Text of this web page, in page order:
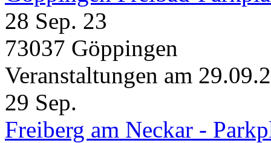
28 Sep. 23
73037 Göppingen
Veranstaltungen am
29 Sep.
Freiberg am Neckar -